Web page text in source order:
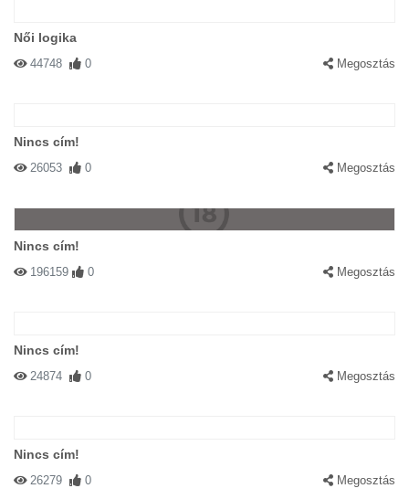
Női logika
44748 0 Megosztás
Nincs cím!
26053 0 Megosztás
Nincs cím!
196159 0 Megosztás
Nincs cím!
24874 0 Megosztás
Nincs cím!
26279 0 Megosztás